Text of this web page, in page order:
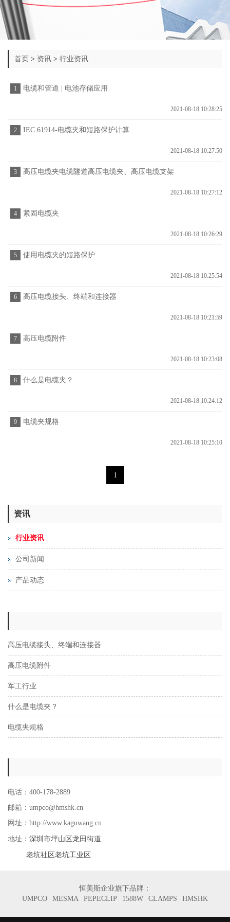
首页 > 资讯 > 行业资讯
1 电缆和管道 | 电池存储应用
2021-08-18 10:28:25
2 IEC 61914-电缆夹和短路保护计算
2021-08-18 10:27:50
3 高压电缆夹电缆隧道高压电缆夹、高压电缆支架
2021-08-18 10:27:12
4 紧固电缆夹
2021-08-18 10:26:29
5 使用电缆夹的短路保护
2021-08-18 10:25:54
6 高压电缆接头、终端和连接器
2021-08-18 10:21:59
7 高压电缆附件
2021-08-18 10:23:08
8 什么是电缆夹？
2021-08-18 10:24:12
9 电缆夹规格
2021-08-18 10:25:10
1
资讯
行业资讯
公司新闻
产品动态
高压电缆接头、终端和连接器
高压电缆附件
军工行业
什么是电缆夹？
电缆夹规格
电话：400-178-2889
邮箱：umpco@hmshk.cn
网址：http://www.kaguwang.cn
地址： 深圳市坪山区龙田街道
老坑社区老坑工业区
恒美斯企业旗下品牌：
UMPCO
MESMA PEPECLIP 1588W CLAMPS HMSHK